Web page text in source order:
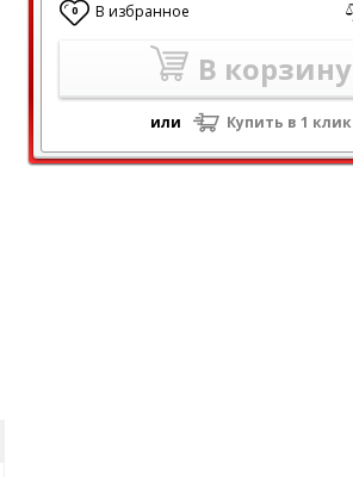
0 В избранное
В корзину
или Купить в 1 клик